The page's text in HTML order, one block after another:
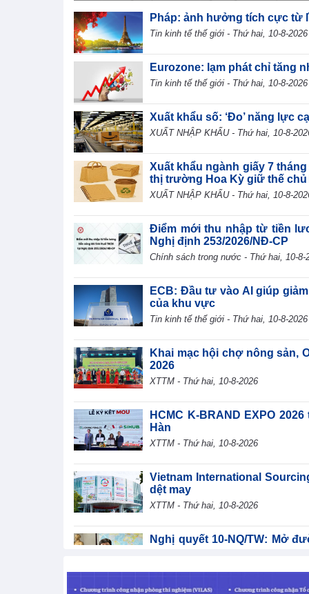
(FDI), mà hướng tới những dòng vốn tạo ra giá trị
cao hơn, mang theo công nghệ, tri thức, kỹ năng và
được mối liên kết sâu hơn với nền kinh tế trong nước.
Pháp: ảnh hưởng tích cực từ
Tin kinh tế thế giới - Thứ hai, 10-8-2026
Eurozone: lạm phát chỉ tăng
Tin kinh tế thế giới - Thứ hai, 10-8-2026
Xuất khẩu số: ‘Đo’ năng lực
XUẤT NHẬP KHẨU - Thứ hai, 10-8-
Xuất khẩu ngành giấy 7
thị trường Hoa Kỳ giữ thế
XUẤT NHẬP KHẨU - Thứ hai, 10-8-
Điểm mới thu nhập từ tiền
Nghị định 253/2026/NĐ-CP
Chính sách trong nước - Thứ hai, 10-8-
ECB: Đầu tư vào AI giúp
của khu vực
Tin kinh tế thế giới - Thứ hai, 10-8-2026
Khai mạc hội chợ nông sản,
2026
XTTM - Thứ hai, 10-8-2026
HCMC K-BRAND EXPO
Hàn
XTTM - Thứ hai, 10-8-2026
Vietnam International
dệt may
XTTM - Thứ hai, 10-8-2026
Nghị quyết 10-NQ/TW: Mở